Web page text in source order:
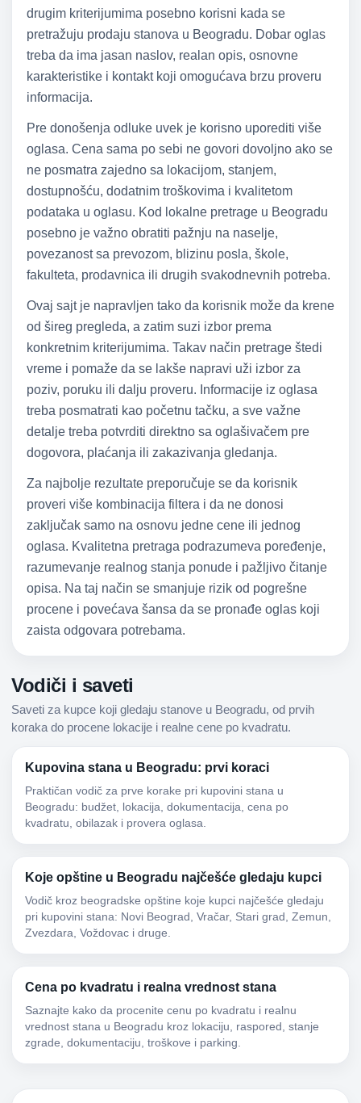
drugim kriterijumima posebno korisni kada se
pretražuju prodaju stanova u Beogradu. Dobar oglas
treba da ima jasan naslov, realan opis, osnovne
karakteristike i kontakt koji omogućava brzu proveru
informacija.
Pre donošenja odluke uvek je korisno uporediti više
oglasa. Cena sama po sebi ne govori dovoljno ako se
ne posmatra zajedno sa lokacijom, stanjem,
dostupnošću, dodatnim troškovima i kvalitetom
podataka u oglasu. Kod lokalne pretrage u Beogradu
posebno je važno obratiti pažnju na naselje,
povezanost sa prevozom, blizinu posla, škole,
fakulteta, prodavnica ili drugih svakodnevnih potreba.
Ovaj sajt je napravljen tako da korisnik može da krene
od šireg pregleda, a zatim suzi izbor prema
konkretnim kriterijumima. Takav način pretrage štedi
vreme i pomaže da se lakše napravi uži izbor za
poziv, poruku ili dalju proveru. Informacije iz oglasa
treba posmatrati kao početnu tačku, a sve važne
detalje treba potvrditi direktno sa oglašivačem pre
dogovora, plaćanja ili zakazivanja gledanja.
Za najbolje rezultate preporučuje se da korisnik
proveri više kombinacija filtera i da ne donosi
zaključak samo na osnovu jedne cene ili jednog
oglasa. Kvalitetna pretraga podrazumeva poređenje,
razumevanje realnog stanja ponude i pažljivo čitanje
opisa. Na taj način se smanjuje rizik od pogrešne
procene i povećava šansa da se pronađe oglas koji
zaista odgovara potrebama.
Vodiči i saveti
Saveti za kupce koji gledaju stanove u Beogradu, od prvih
koraka do procene lokacije i realne cene po kvadratu.
Kupovina stana u Beogradu: prvi koraci
Praktičan vodič za prve korake pri kupovini stana u
Beogradu: budžet, lokacija, dokumentacija, cena po
kvadratu, obilazak i provera oglasa.
Koje opštine u Beogradu najčešće gledaju kupci
Vodič kroz beogradske opštine koje kupci najčešće gledaju
pri kupovini stana: Novi Beograd, Vračar, Stari grad, Zemun,
Zvezdara, Voždovac i druge.
Cena po kvadratu i realna vrednost stana
Saznajte kako da procenite cenu po kvadratu i realnu
vrednost stana u Beogradu kroz lokaciju, raspored, stanje
zgrade, dokumentaciju, troškove i parking.